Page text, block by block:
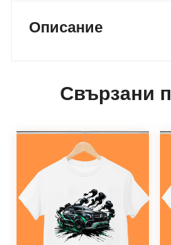
Описание
Свързани